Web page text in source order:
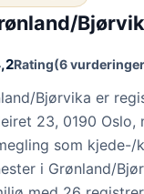
Rating(6
Bjørvika er
23, 0190 Oslo,
som
i Grønland/